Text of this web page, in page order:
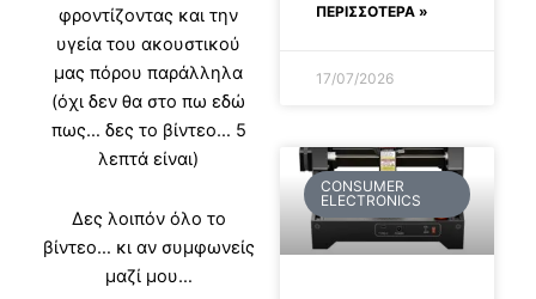
φροντίζοντας και την
υγεία του ακουστικού
μας πόρου παράλληλα
(όχι δεν θα στο πω εδώ
πως… δες το βίντεο… 5
λεπτά είναι)
Δες λοιπόν όλο το
βίντεο… κι αν συμφωνείς
μαζί μου…
ΠΕΡΙΣΣΟΤΕΡΑ »
17/07/2026
CONSUMER
ELECTRONICS